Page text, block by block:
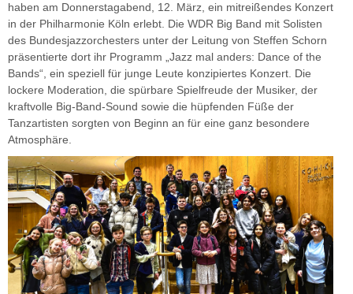
haben am Donnerstagabend, 12. März, ein mitreißendes Konzert
in der Philharmonie Köln erlebt. Die WDR Big Band mit Solisten
des Bundesjazzorchesters unter der Leitung von Steffen Schorn
präsentierte dort ihr Programm „Jazz mal anders: Dance of the
Bands“, ein speziell für junge Leute konzipiertes Konzert. Die
lockere Moderation, die spürbare Spielfreude der Musiker, der
kraftvolle Big-Band-Sound sowie die hüpfenden Füße der
Tanzartisten sorgten von Beginn an für eine ganz besondere
Atmosphäre.